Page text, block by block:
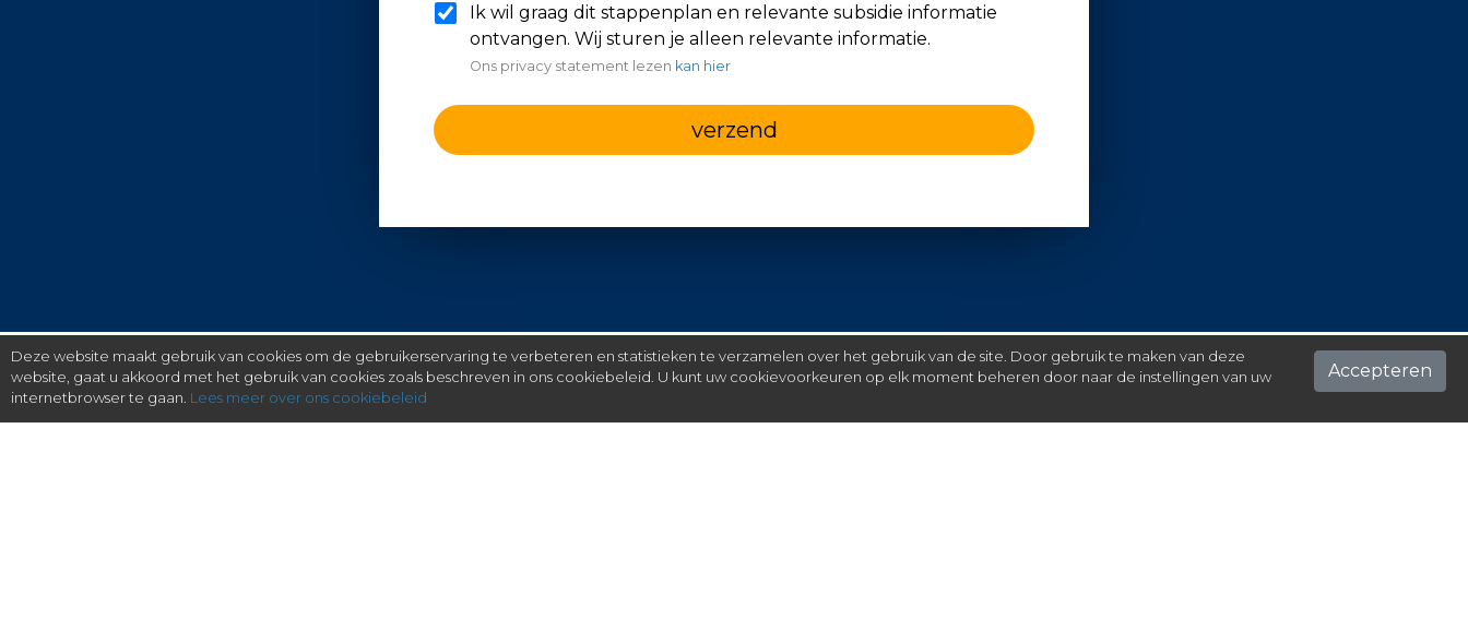
Ik wil graag dit stappenplan en relevante subsidie informatie
ontvangen. Wij sturen je alleen relevante informatie.
Ons privacy statement lezen kan hier
verzend
Deze website maakt gebruik van cookies om de gebruikerservaring te verbeteren en statistieken te verzamelen over het gebruik van de site. Door gebruik te maken van deze
website, gaat u akkoord met het gebruik van cookies zoals beschreven in ons cookiebeleid. U kunt uw cookievoorkeuren op elk moment beheren door naar de instellingen van uw
internetbrowser te gaan. Lees meer over ons cookiebeleid
Accepteren